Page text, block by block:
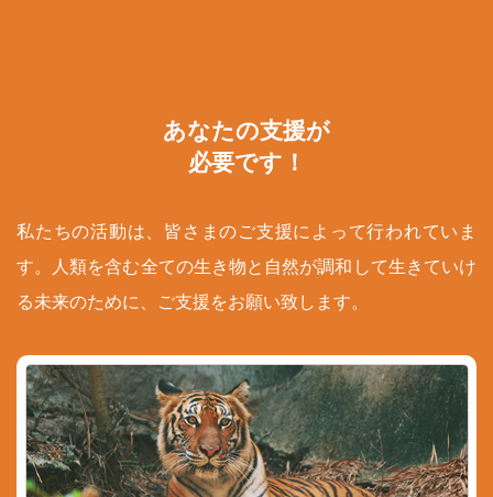
あなたの支援が
必要です！
私たちの活動は、皆さまのご支援によって行われていま
す。人類を含む全ての生き物と自然が調和して生きていけ
る未来のために、ご支援をお願い致します。